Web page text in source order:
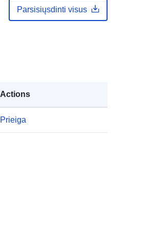
Parsisiųsdinti visus
Actions
Prieiga
[ 2.54, 50.85 ] ]